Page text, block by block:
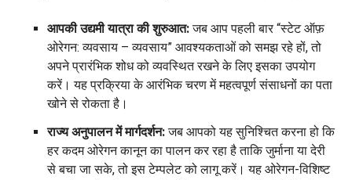
आपकी उद्यमी यात्रा की शुरुआत:जब आप पहली बार “स्टेट ऑफ़
ओरेगन: व्यवसाय – व्यवसाय” आवश्यकताओं को समझ रहे हों, तो
अपने प्रारंभिक शोध को व्यवस्थित रखने के लिए इसका उपयोग
करें। यह प्रक्रिया के आरंभिक चरण में महत्वपूर्ण संसाधनों का पता
खोने से रोकता है।
राज्य अनुपालन में मार्गदर्शन:जब आपको यह सुनिश्चित करना हो कि
हर कदम ओरेगन कानून का पालन कर रहा है ताकि जुर्माना या देरी
से बचा जा सके, तो इस टेम्पलेट को लागू करें। यह ओरेगन-विशिष्ट